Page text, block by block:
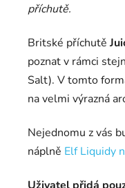
příchutě.
Britské příchutě
poznat v rámci
Salt). V tomto
na velmi výrazná
Nejednomu z vás
náplně Elf Liquidy